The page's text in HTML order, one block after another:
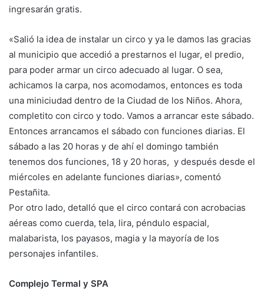
ingresarán gratis.
«Salió la idea de instalar un circo y ya le damos las gracias
al municipio que accedió a prestarnos el lugar, el predio,
para poder armar un circo adecuado al lugar. O sea,
achicamos la carpa, nos acomodamos, entonces es toda
una miniciudad dentro de la Ciudad de los Niños. Ahora,
completito con circo y todo. Vamos a arrancar este sábado.
Entonces arrancamos el sábado con funciones diarias. El
sábado a las 20 horas y de ahí el domingo también
tenemos dos funciones, 18 y 20 horas, y después desde el
miércoles en adelante funciones diarias», comentó
Pestañita.
Por otro lado, detalló que el circo contará con acrobacias
aéreas como cuerda, tela, lira, péndulo espacial,
malabarista, los payasos, magia y la mayoría de los
personajes infantiles.
Complejo Termal y SPA